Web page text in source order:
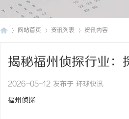
网站首页 资讯列表 资讯内容
揭秘福州侦探行业：
2026-05-12 发布于 环球快讯
福州侦探